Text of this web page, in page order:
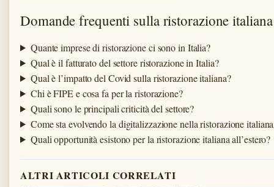
Domande frequenti sulla ristorazione italiana
Quante imprese di ristorazione ci sono in Italia?
Qual è il fatturato del settore ristorazione in Italia?
Qual è l’impatto del Covid sulla ristorazione italiana?
Chi è FIPE e cosa fa per la ristorazione?
Quali sono le principali criticità del settore?
Come sta evolvendo la digitalizzazione nella ristorazione
Quali opportunità esistono per la ristorazione italiana all’estero?
ALTRI ARTICOLI CORRELATI